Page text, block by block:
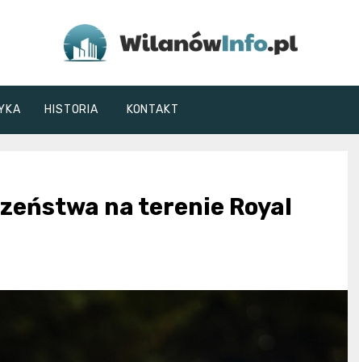
WilanówInfo.pl
HISTORIA KONTAKT
na terenie Royal